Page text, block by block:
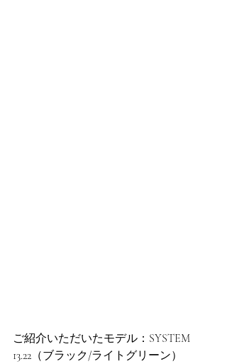
ご紹介いただいたモデル：SYSTEM
13.22（ブラック/ライトグリーン）